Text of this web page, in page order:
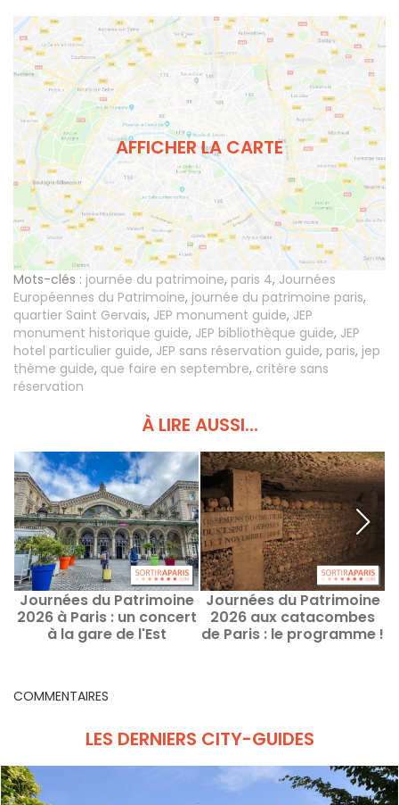
AFFICHER LA CARTE
Mots-clés : journée du patrimoine, paris 4, Journées
Européennes du Patrimoine, journée du patrimoine paris,
quartier Saint Gervais, JEP monument guide, JEP
monument historique guide, JEP bibliothèque guide, JEP
hotel particulier guide, JEP sans réservation guide, paris, jep
thème guide, que faire en septembre, critère sans
réservation
À LIRE AUSSI...
Journées du Patrimoine
2026 à Paris : un concert
à la gare de l'Est
Journées du Patrimoine
2026 aux catacombes
de Paris : le programme !
COMMENTAIRES
LES DERNIERS CITY-GUIDES